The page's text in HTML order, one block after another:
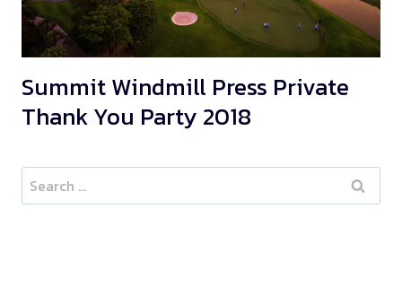
Summit Windmill Press Private
Thank You Party 2018
Search
for: